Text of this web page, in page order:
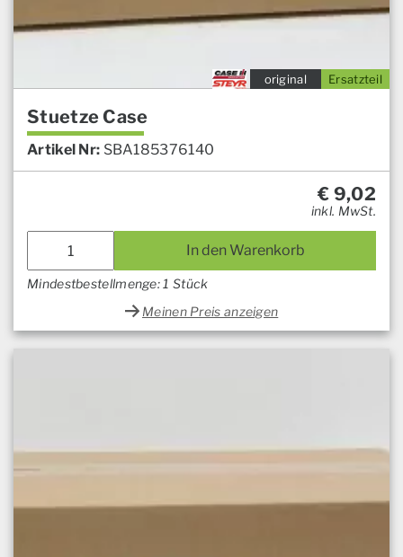
Ersatzteil
original
Stuetze Case
Artikel Nr: SBA185376140
€ 9,02
inkl. MwSt.
In den Warenkorb
Mindestbestellmenge: 1 Stück
Meinen Preis anzeigen